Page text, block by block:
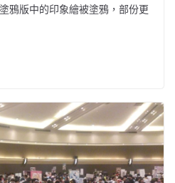
鴉版中的印象繪被塗鴉，部份更